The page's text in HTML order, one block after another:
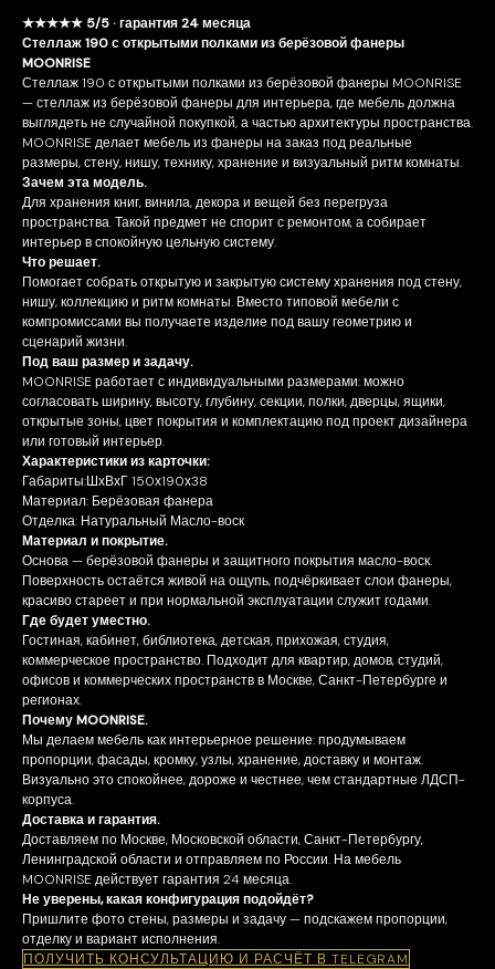
★★★★★ 5/5 · гарантия 24 месяца
Стеллаж 190 с открытыми полками из берёзовой фанеры
MOONRISE
Стеллаж 190 с открытыми полками из берёзовой фанеры MOONRISE
— стеллаж из берёзовой фанеры для интерьера, где мебель должна
выглядеть не случайной покупкой, а частью архитектуры пространства.
MOONRISE делает мебель из фанеры на заказ под реальные
размеры, стену, нишу, технику, хранение и визуальный ритм комнаты.
Зачем эта модель.
Для хранения книг, винила, декора и вещей без перегруза
пространства. Такой предмет не спорит с ремонтом, а собирает
интерьер в спокойную цельную систему.
Что решает.
Помогает собрать открытую и закрытую систему хранения под стену,
нишу, коллекцию и ритм комнаты. Вместо типовой мебели с
компромиссами вы получаете изделие под вашу геометрию и
сценарий жизни.
Под ваш размер и задачу.
MOONRISE работает с индивидуальными размерами: можно
согласовать ширину, высоту, глубину, секции, полки, дверцы, ящики,
открытые зоны, цвет покрытия и комплектацию под проект дизайнера
или готовый интерьер.
Характеристики из карточки:
Габариты:ШхВхГ 150х190х38
Материал: Берёзовая фанера
Отделка: Натуральный Масло-воск
Материал и покрытие.
Основа — берёзовой фанеры и защитного покрытия масло-воск.
Поверхность остаётся живой на ощупь, подчёркивает слои фанеры,
красиво стареет и при нормальной эксплуатации служит годами.
Где будет уместно.
Гостиная, кабинет, библиотека, детская, прихожая, студия,
коммерческое пространство. Подходит для квартир, домов, студий,
офисов и коммерческих пространств в Москве, Санкт-Петербурге и
регионах.
Почему MOONRISE.
Мы делаем мебель как интерьерное решение: продумываем
пропорции, фасады, кромку, узлы, хранение, доставку и монтаж.
Визуально это спокойнее, дороже и честнее, чем стандартные ЛДСП-
корпуса.
Доставка и гарантия.
Доставляем по Москве, Московской области, Санкт-Петербургу,
Ленинградской области и отправляем по России. На мебель
MOONRISE действует гарантия 24 месяца.
Не уверены, какая конфигурация подойдёт?
Пришлите фото стены, размеры и задачу — подскажем пропорции,
отделку и вариант исполнения.
ПОЛУЧИТЬ КОНСУЛЬТАЦИЮ И РАСЧЁТ В TELEGRAM